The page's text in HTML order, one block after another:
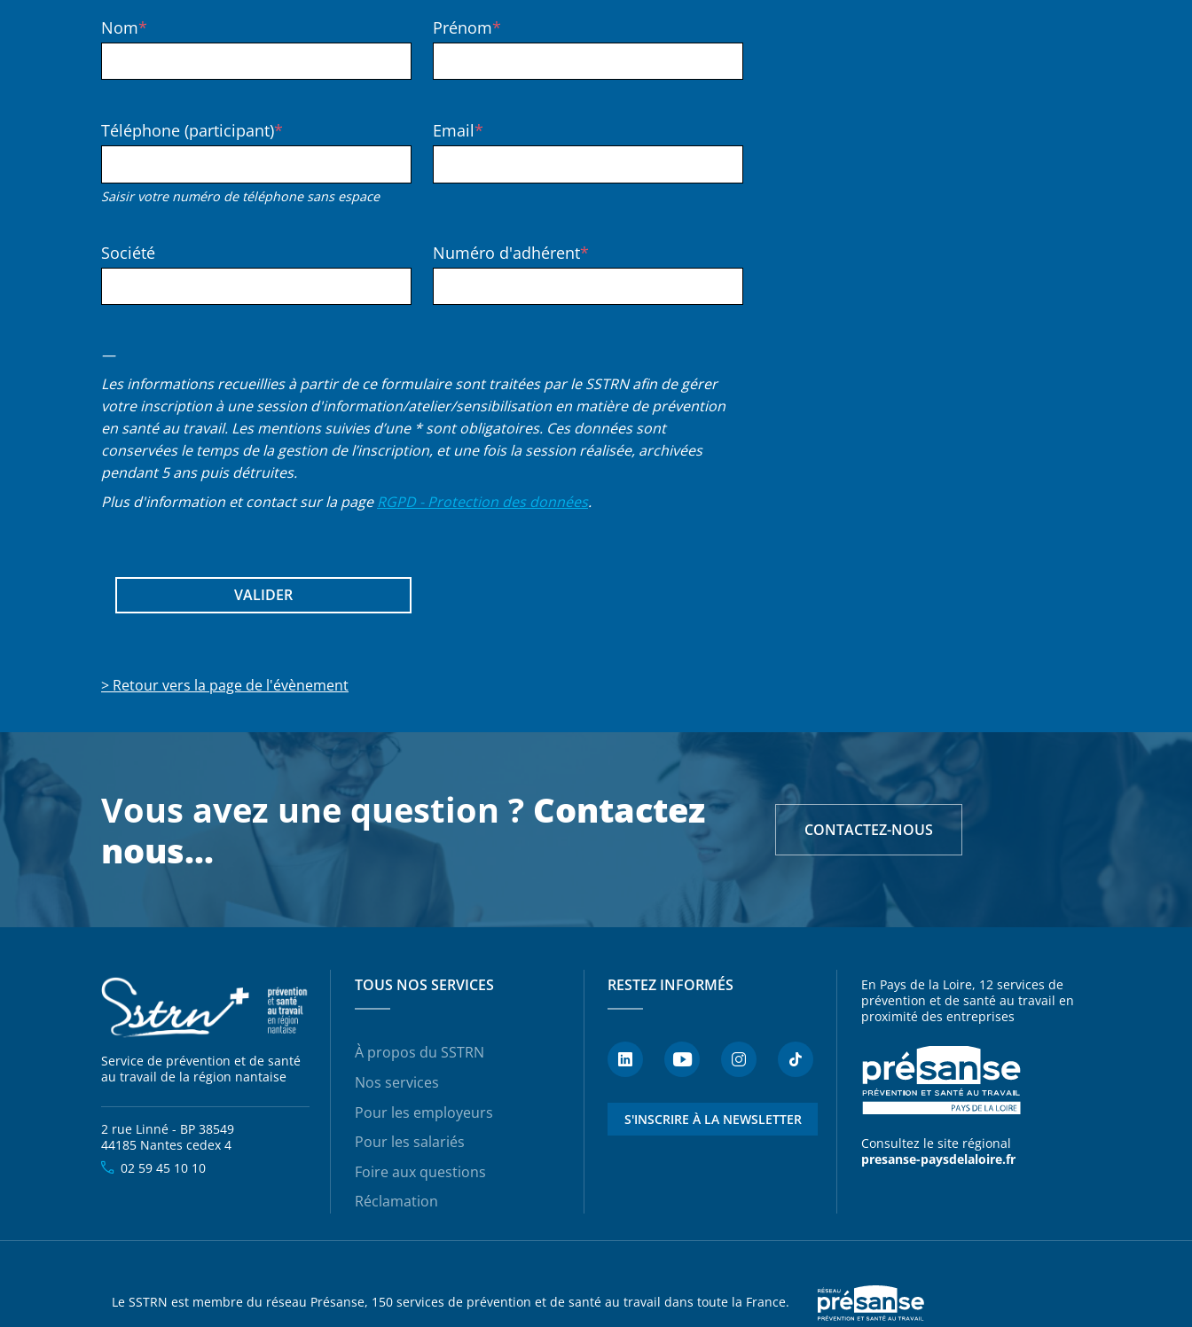
Session
Nom Prénom
Téléphone (participant)
Saisir votre numéro de téléphone sans espace
Email
Société Numéro d'adhérent
—
Les informations recueillies à partir de ce formulaire sont traitées par le SSTRN afin de gérer
votre inscription à une session d'information/atelier/sensibilisation en matière de prévention
en santé au travail. Les mentions suivies d’une * sont obligatoires. Ces données sont
conservées le temps de la gestion de l’inscription, et une fois la session réalisée, archivées
pendant 5 ans puis détruites.
Plus d'information et contact sur la pageRGPD - Protection des données.
> Retour vers la page de l'évènement
Vous avez une question ? Contactez
nous…
CONTACTEZ-NOUS
Service de prévention et de santé
au travail de la région nantaise
2 rue Linné - BP 38549
44185 Nantes cedex 4
02 59 45 10 10
TOUS NOS SERVICES
À propos du SSTRN
Nos services
Pour les employeurs
Pour les salariés
Foire aux questions
Réclamation
RESTEZ INFORMÉS
S'INSCRIRE À LA NEWSLETTER
En Pays de la Loire, 12 services de
prévention et de santé au travail en
proximité des entreprises
Consultez le site régional
presanse-paysdelaloire.fr
Le SSTRN est membre du réseau Présanse, 150 services de prévention et de santé au travail dans toute la France.